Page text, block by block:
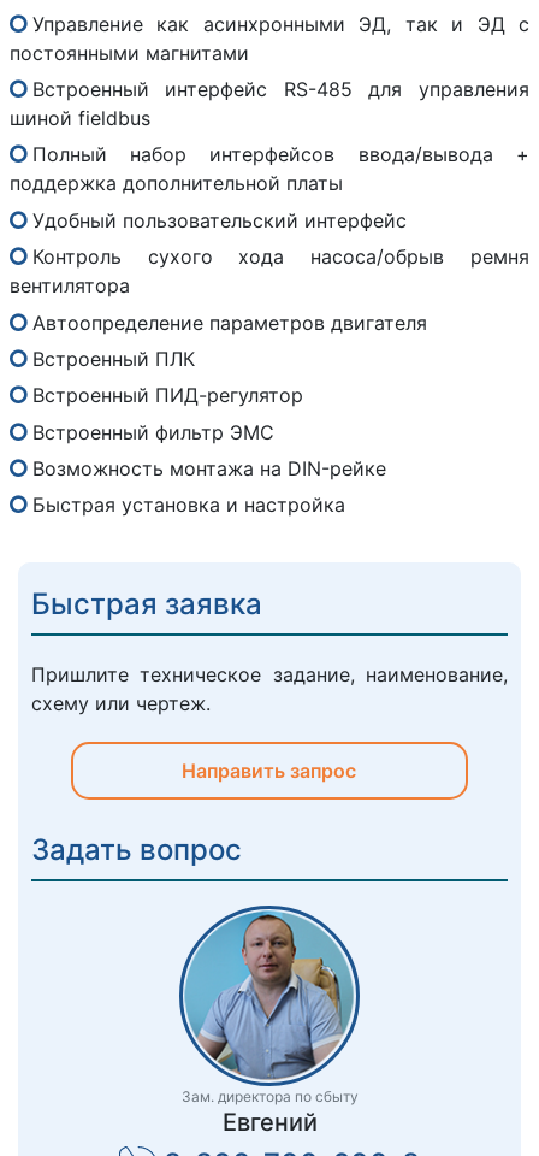
Управление как асинхронными ЭД, так и ЭД с
постоянными магнитами
Встроенный интерфейс RS-485 для управления
шиной fieldbus
Полный набор интерфейсов ввода/вывода +
поддержка дополнительной платы
Удобный пользовательский интерфейс
Контроль сухого хода насоса/обрыв ремня
вентилятора
Автоопределение параметров двигателя
Встроенный ПЛК
Встроенный ПИД-регулятор
Встроенный фильтр ЭМС
Возможность монтажа на DIN-рейке
Быстрая установка и настройка
Быстрая заявка
Пришлите техническое задание, наименование,
схему или чертеж.
Направить запрос
Задать вопрос
Зам. директора по сбыту
Евгений